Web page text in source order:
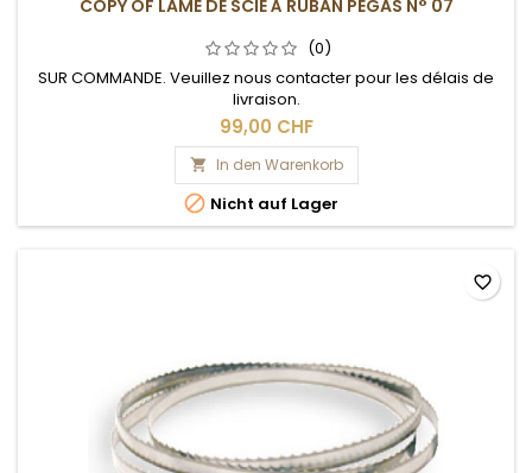
COPY OF LAME DE SCIE À RUBAN PÉGAS N° 07
(0)
SUR COMMANDE. Veuillez nous contacter pour les délais de
livraison.
99,00 CHF
 In den Warenkorb
 Nicht auf Lager
favorite_border